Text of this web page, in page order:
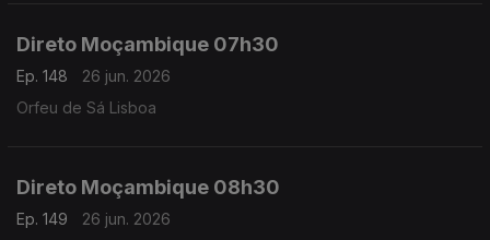
Direto Moçambique 07h30
Ep. 148
26 jun. 2026
Orfeu de Sá Lisboa
Direto Moçambique 08h30
Ep. 149
26 jun. 2026